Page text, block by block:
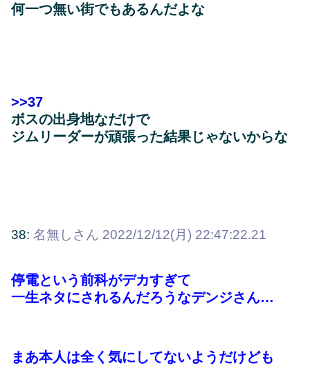
何一つ無い街でもあるんだよな
>>37
ボスの出身地なだけで
ジムリーダーが頑張った結果じゃないからな
38: 名無しさん 2022/12/12(月) 22:47:22.21
停電という前科がデカすぎて
一生ネタにされるんだろうなデンジさん…
まあ本人は全く気にしてないようだけども